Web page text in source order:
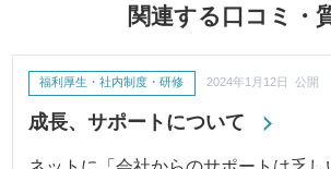
関連する口コミ・
成長、サポートについて
福利厚生・社内制度・研修 2024年1月12日 公開